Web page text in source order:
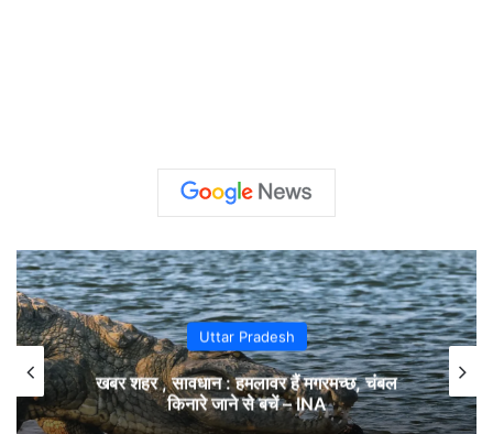
Uttar Pradesh
खबर शहर , सावधान : हमलावर हैं मगरमच्छ, चंबल
किनारे जाने से बचें – INA